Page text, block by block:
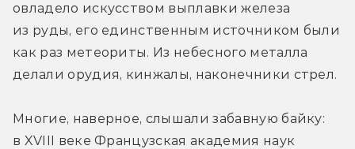
овладело искусством выплавки железа
из руды, его единственным источником были
как раз метеориты. Из небесного металла
делали орудия, кинжалы, наконечники стрел.
Многие, наверное, слышали забавную байку:
в XVIII веке Французская академия наук